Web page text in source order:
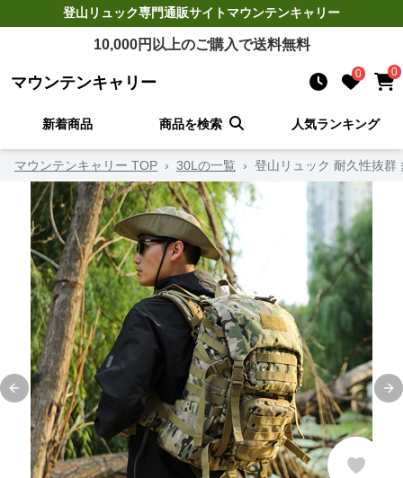
登山リュック専門通販サイトマウンテンキャリー
10,000円以上のご購入で送料無料
マウンテンキャリー 0 0
新着商品 商品を検索 人気ランキング
マウンテンキャリー TOP › 30Lの一覧 › 登山リュック 耐久性抜群
Previous slide